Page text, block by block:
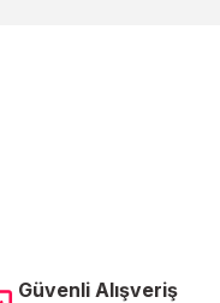
Güvenli Alışveriş